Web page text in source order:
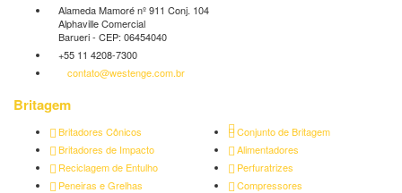
Alameda Mamoré nº 911 Conj. 104
Alphaville Comercial
Barueri - CEP: 06454040
+55 11 4208-7300
contato@westenge.com.br
Britagem
Britadores Cônicos
Britadores de Impacto
Reciclagem de Entulho
Peneiras e Grelhas
Conjunto de Britagem
Alimentadores
Perfuratrizes
Compressores